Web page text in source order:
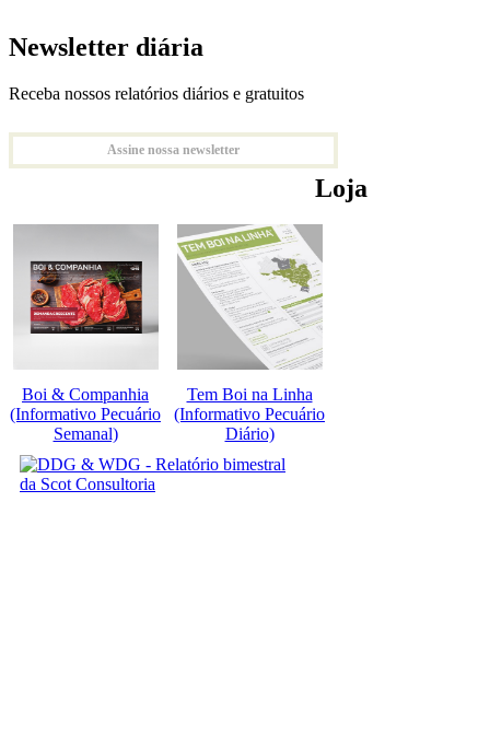
Newsletter diária
Receba nossos relatórios diários e gratuitos
Assine nossa newsletter
Loja
Boi & Companhia
(Informativo Pecuário
Semanal)
Tem Boi na Linha
(Informativo Pecuário
Diário)